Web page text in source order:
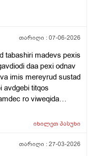
თარიღი :07-06-2026
tabashiri madevs pexis
daa pexi odnav
imis mereyrud sustad
avdgebi titqos
ro viweqida
da ro vjdebi da
muxlimarcxena
იხილეთპასუხი
თარიღი :27-03-2026